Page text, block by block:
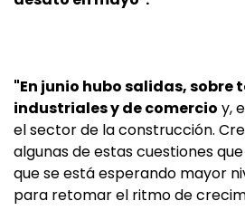
"En junio hubo salidas, sobre
industriales y de comercio y,
el sector de la construcción.
algunas de estas cuestiones
que se está esperando mayor
para retomar el ritmo de